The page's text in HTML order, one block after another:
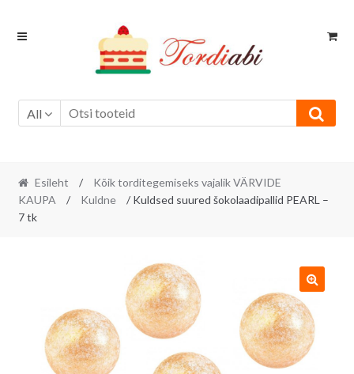
Skip
Skip
All
Esileht /
Kõik torditegemiseks vajalik VÄRVIDE
KAUPA
/ Kuldne
/ Kuldsed suured šokolaadipallid PEARL –
7 tk